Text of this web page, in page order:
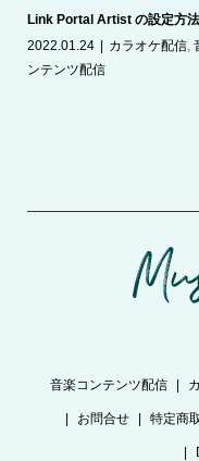
Link Portal Artist の設定方法
2022.01.24
カラオケ配信,
ンテンツ配信
音楽コンテンツ配信
お問合せ 特定商